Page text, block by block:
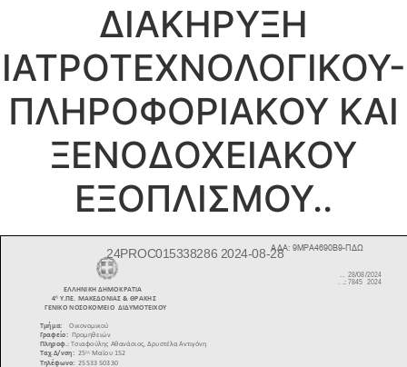
ΔΙΑΚΗΡΥΞΗ
ΙΑΤΡΟΤΕΧΝΟΛΟΓΙΚΟΥ-
ΠΛΗΡΟΦΟΡΙΑΚΟΥ ΚΑΙ
ΞΕΝΟΔΟΧΕΙΑΚΟΥ
ΕΞΟΠΛΙΣΜΟΥ..